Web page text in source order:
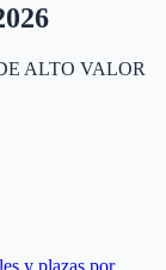
ALTO VALOR